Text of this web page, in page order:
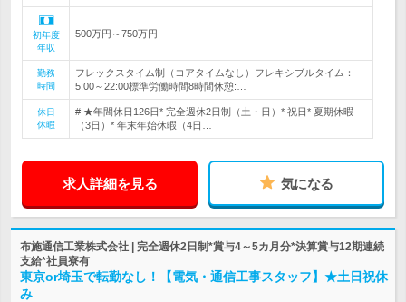
初年度
年収
500万円～750万円
勤務
時間
フレックスタイム制（コアタイムなし）フレキシブルタイム：
5:00～22:00標準労働時間8時間休憩:…
休日
休暇
# ★年間休日126日* 完全週休2日制（土・日）* 祝日* 夏期休暇
（3日）* 年末年始休暇（4日…
求人詳細を見る 気になる
布施通信工業株式会社 | 完全週休2日制*賞与4～5カ月分*決算賞与12期連続
支給*社員寮有
東京or埼玉で転勤なし！【電気・通信工事スタッフ】★土日祝休
み